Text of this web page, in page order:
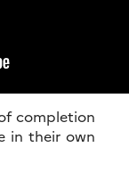
completion
in their own